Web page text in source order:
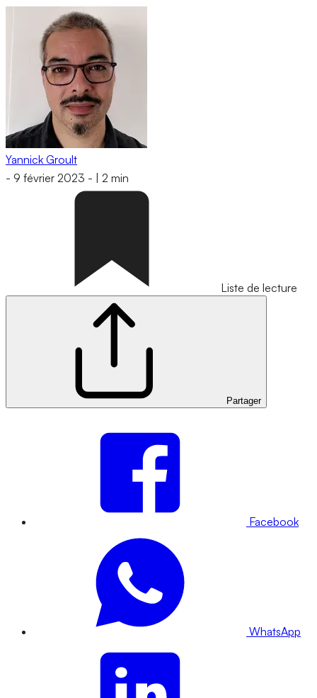
Yannick Groult
- 9 février 2023 - 2 min
Liste de lecture
Partager
Facebook
WhatsApp